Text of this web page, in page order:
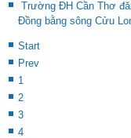
Đây là sự kiện quan
hướng, kế hoạch cho
học 2024-2025
Tối ngày 29/8/2024, tại
tham gia của hàng
đầu của một năm học
đọc tiếp...